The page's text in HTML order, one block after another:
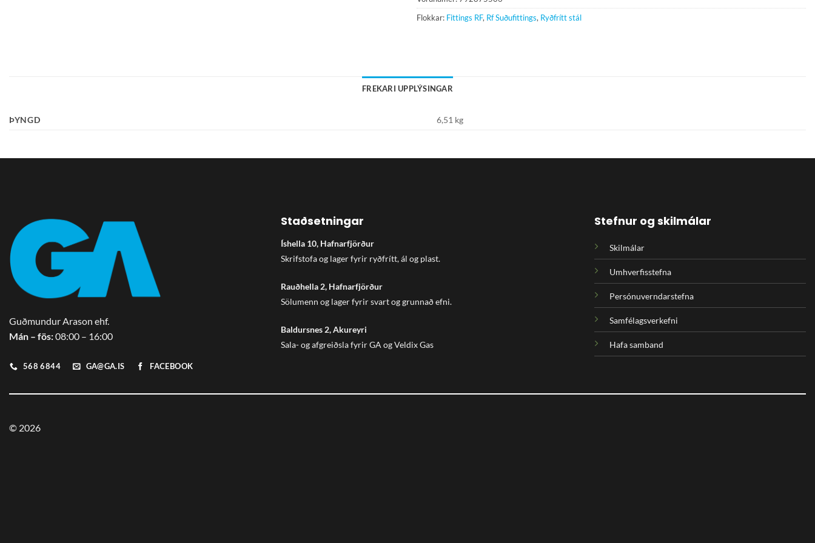
Flokkar: Fittings RF, Rf Suðufittings, Ryðfrítt stál
FREKARI UPPLÝSINGAR
ÞYNGD 6,51 kg
Guðmundur Arason ehf.
Mán – fös:08:00 – 16:00
568 6844 GA@GA.IS FACEBOOK
Staðsetningar
Íshella 10, Hafnarfjörður
Skrifstofa og lager fyrir ryðfrítt, ál og plast.
Rauðhella 2, Hafnarfjörður
Sölumenn og lager fyrir svart og grunnað efni.
Baldursnes 2, Akureyri
Sala- og afgreiðsla fyrir GA og Veldix Gas
Stefnur og skilmálar
Skilmálar
Umhverfisstefna
Persónuverndarstefna
Samfélagsverkefni
Hafa samband
© 2026